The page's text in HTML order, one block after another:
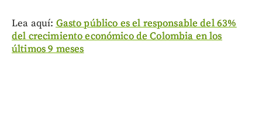
Lea aquí: Gasto público es el responsable del 63%
del crecimiento económico de Colombia en los
últimos 9 meses